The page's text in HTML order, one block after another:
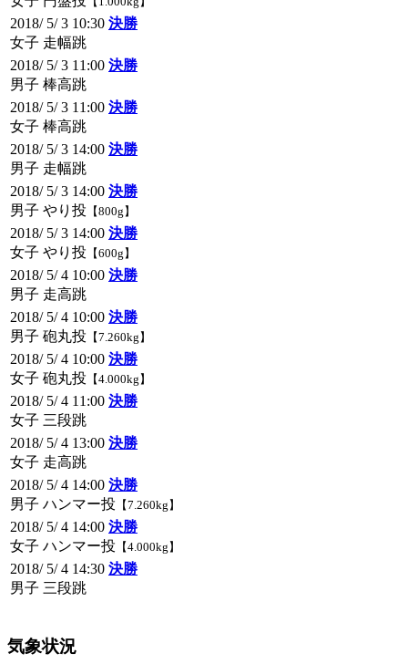
2018/ 5/ 3 10:30 決勝
女子 走幅跳
2018/ 5/ 3 11:00 決勝
男子 棒高跳
2018/ 5/ 3 11:00 決勝
女子 棒高跳
2018/ 5/ 3 14:00 決勝
男子 走幅跳
2018/ 5/ 3 14:00 決勝
男子 やり投 【800g】
2018/ 5/ 3 14:00 決勝
女子 やり投 【600g】
2018/ 5/ 4 10:00 決勝
男子 走高跳
2018/ 5/ 4 10:00 決勝
男子 砲丸投 【7.260kg】
2018/ 5/ 4 10:00 決勝
女子 砲丸投 【4.000kg】
2018/ 5/ 4 11:00 決勝
女子 三段跳
2018/ 5/ 4 13:00 決勝
女子 走高跳
2018/ 5/ 4 14:00 決勝
男子 ハンマー投 【7.260kg】
2018/ 5/ 4 14:00 決勝
女子 ハンマー投 【4.000kg】
2018/ 5/ 4 14:30 決勝
男子 三段跳
気象状況